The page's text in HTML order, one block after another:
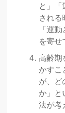
と」
される
「運
を寄せ
高齢期
かすこ
が、ど
か」と
法が考